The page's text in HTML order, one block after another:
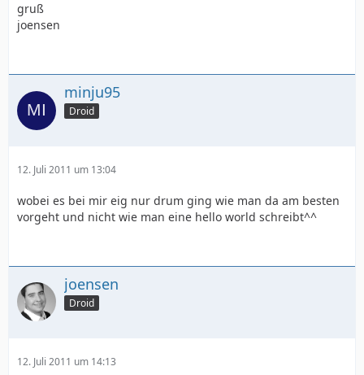
gruß
joensen
minju95
Droid
12. Juli 2011 um 13:04
wobei es bei mir eig nur drum ging wie man da am besten
vorgeht und nicht wie man eine hello world schreibt^^
joensen
Droid
12. Juli 2011 um 14:13